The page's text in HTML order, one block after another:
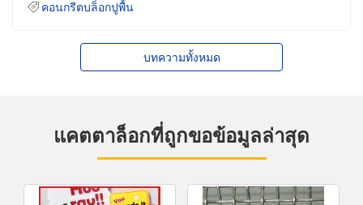
คอนกรีตบล็อกปูพื้น
บทความทั้งหมด
แคตตาล็อกที่ถูกขอข้อมูลล่าสุด